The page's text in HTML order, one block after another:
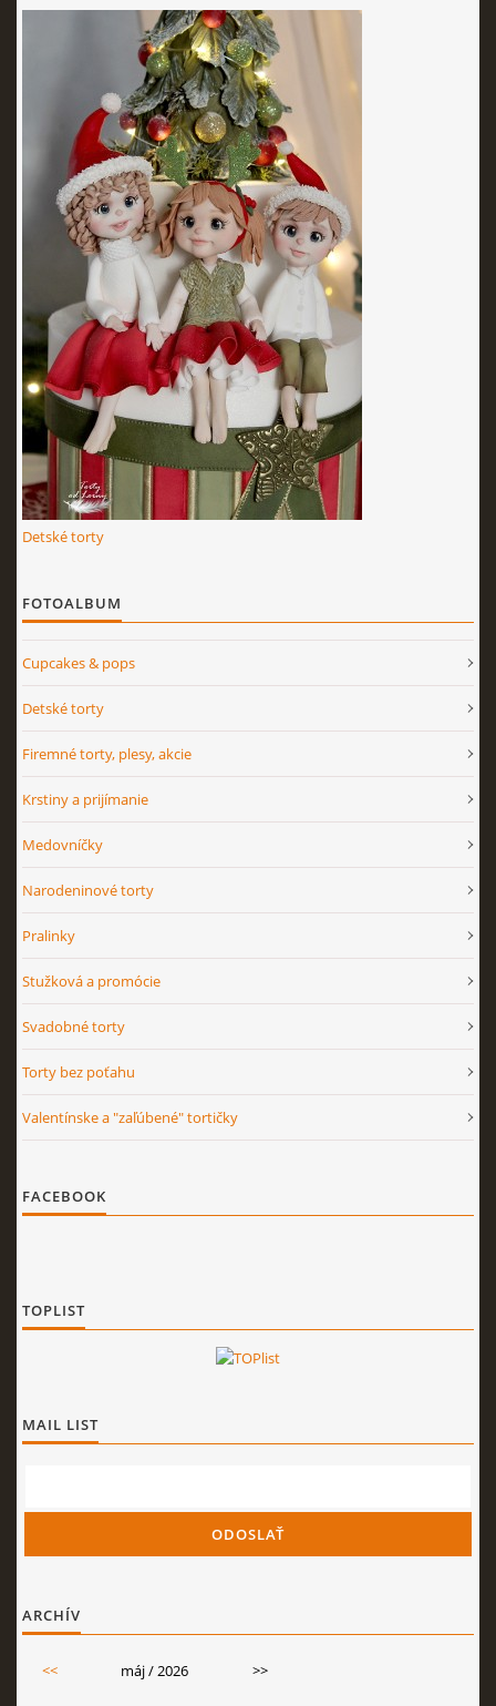
Detské torty
FOTOALBUM
Cupcakes & pops
Detské torty
Firemné torty, plesy, akcie
Krstiny a prijímanie
Medovníčky
Narodeninové torty
Pralinky
Stužková a promócie
Svadobné torty
Torty bez poťahu
Valentínske a "zaľúbené" tortičky
FACEBOOK
TOPLIST
MAIL LIST
ARCHÍV
<< máj / 2026 >>